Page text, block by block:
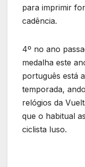
para imprimir
cadência.
4º no ano
medalha este
português está
temporada,
relógios da
que o habitual
ciclista luso.